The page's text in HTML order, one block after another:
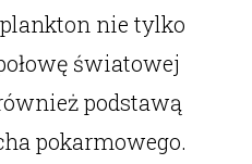
nie tylko
światowej
podstawą
pokarmowego.